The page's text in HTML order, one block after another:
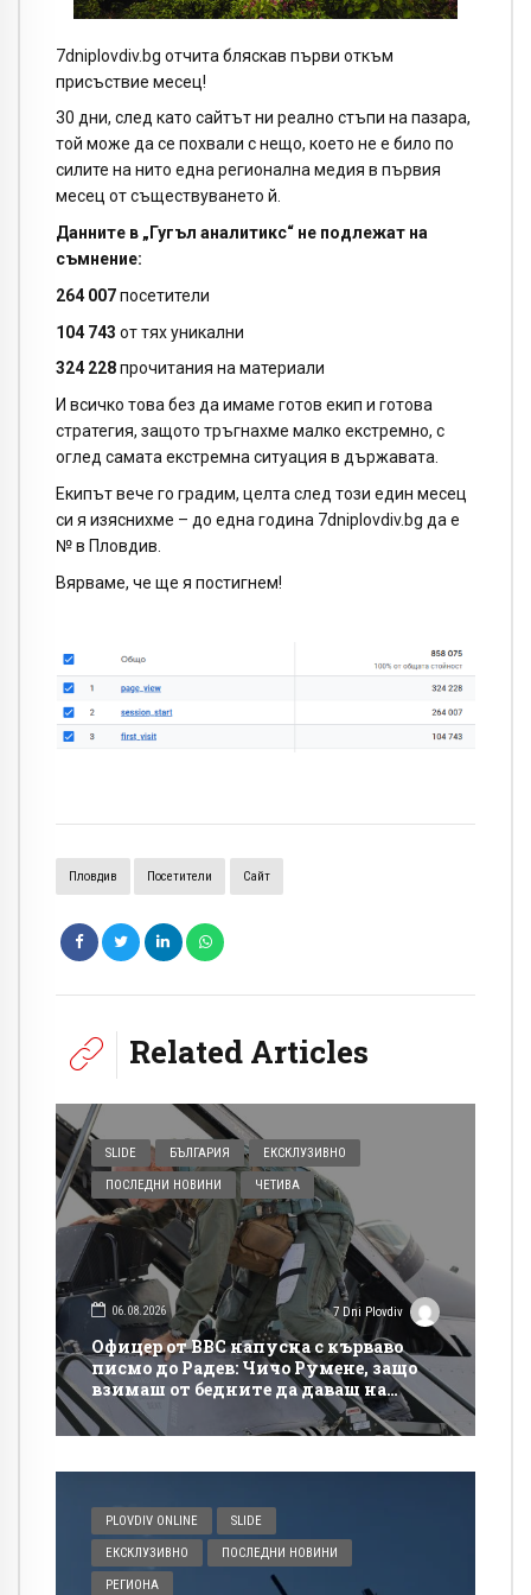
7dniplovdiv.bg отчита бляскав първи откъм
присъствие месец!
30 дни, след като сайтът ни реално стъпи на пазара,
той може да се похвали с нещо, което не е било по
силите на нито една регионална медия в първия
месец от съществуването й.
Данните в „Гугъл аналитикс“ не подлежат на
съмнение:
264 007посетители
104 743 от тях уникални
324 228прочитания на материали
И всичко това без да имаме готов екип и готова
стратегия, защото тръгнахме малко екстремно, с
оглед самата екстремна ситуация в държавата.
Екипът вече го градим, целта след този един месец
си я изяснихме – до една година 7dniplovdiv.bg да е
№ в Пловдив.
Вярваме, че ще я постигнем!
Пловдив Посетители Сайт
Related Articles
SLIDE БЪЛГАРИЯ ЕКСКЛУЗИВНО
ПОСЛЕДНИ НОВИНИ ЧЕТИВА
06.08.2026 7 Dni Plovdiv
Офицер от ВВС напусна с кърваво
писмо до Радев: Чичо Румене, защо
взимаш от бедните да даваш на
богатите?
PLOVDIV ONLINE SLIDE
ЕКСКЛУЗИВНО ПОСЛЕДНИ НОВИНИ
РЕГИОНА